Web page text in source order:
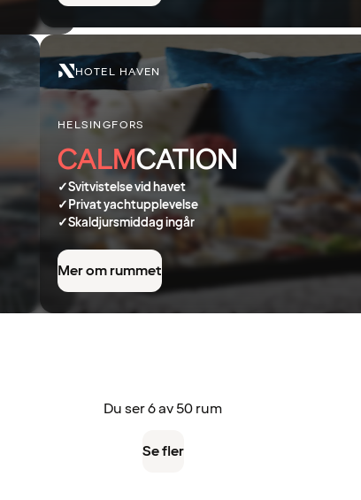
HOTEL HAVEN
HELSINGFORS
CALMCATION
✓Svitvistelse vid havet
✓Privat yachtupplevelse
✓Skaldjursmiddag ingår
Mer om rummet
Du ser 6 av 50 rum
Se fler